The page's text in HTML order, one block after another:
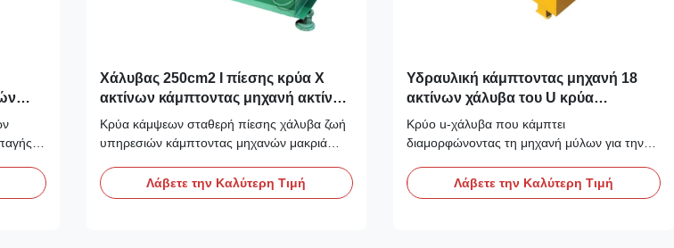
η
Χάλυβας 250cm2 Ι πίεσης κρύα Χ
ακτίνων κάμπτοντας μηχανή ακτίνων
πενσών
Κρύα κάμψεων σταθερή πίεσης χάλυβα ζωή
υπηρεσιών κάμπτοντας μηχανών μακριά
κάμπτοντας μηχανής χάλυβα: Κάμπτοντας
μηχανή χάλυβα, επίσης γνωστή ως ονόματα,
Λάβετε την Καλύτερη Τιμή
Υδραυλική κάμπτοντας μηχανή 18
ακτίνων χάλυβα του U κρύα
κάμπτοντας Χ ακτίνα KW
Κρύο u-χάλυβα που κάμπτει
διαμορφώνοντας τη μηχανή μύλων για την
κρύο u-χάλυβα που κάμπτει
διαμορφώνοντας τη μηχανή είναι ένας νέος
Λάβετε την Καλύτερη Τιμή